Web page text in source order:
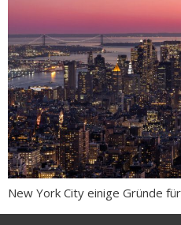
New York City einige Gründe